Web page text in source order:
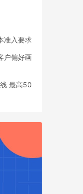
准入要求
户偏好画
最高50